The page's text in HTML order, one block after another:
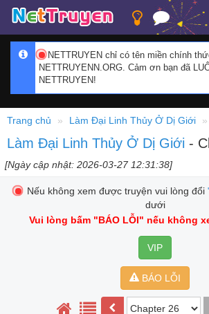
NETTRUYEN chỉ có tên miền chính
NETTRUYENN.ORG. Cảm ơn bạn đã
NETTRUYEN!
Trang chủ Làm Đại Linh Thủy Ở Dị Giới
Làm Đại Linh Thủy Ở Dị Giới -
[Ngày cập nhật: 2026-03-27 12:31:38]
Nếu không xem được truyện vui lòng đổi
dưới
Vui lòng bấm "BÁO LỖI" nếu không
VIP
BÁO LỖI